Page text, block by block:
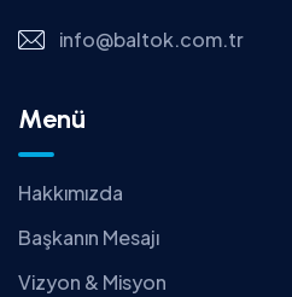
info@baltok.com.tr
Menü
Hakkımızda
Başkanın Mesajı
Vizyon & Misyon